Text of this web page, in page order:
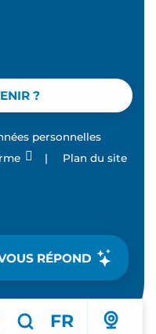
FR
RÉPOND
?
personnelles
| Plan du site